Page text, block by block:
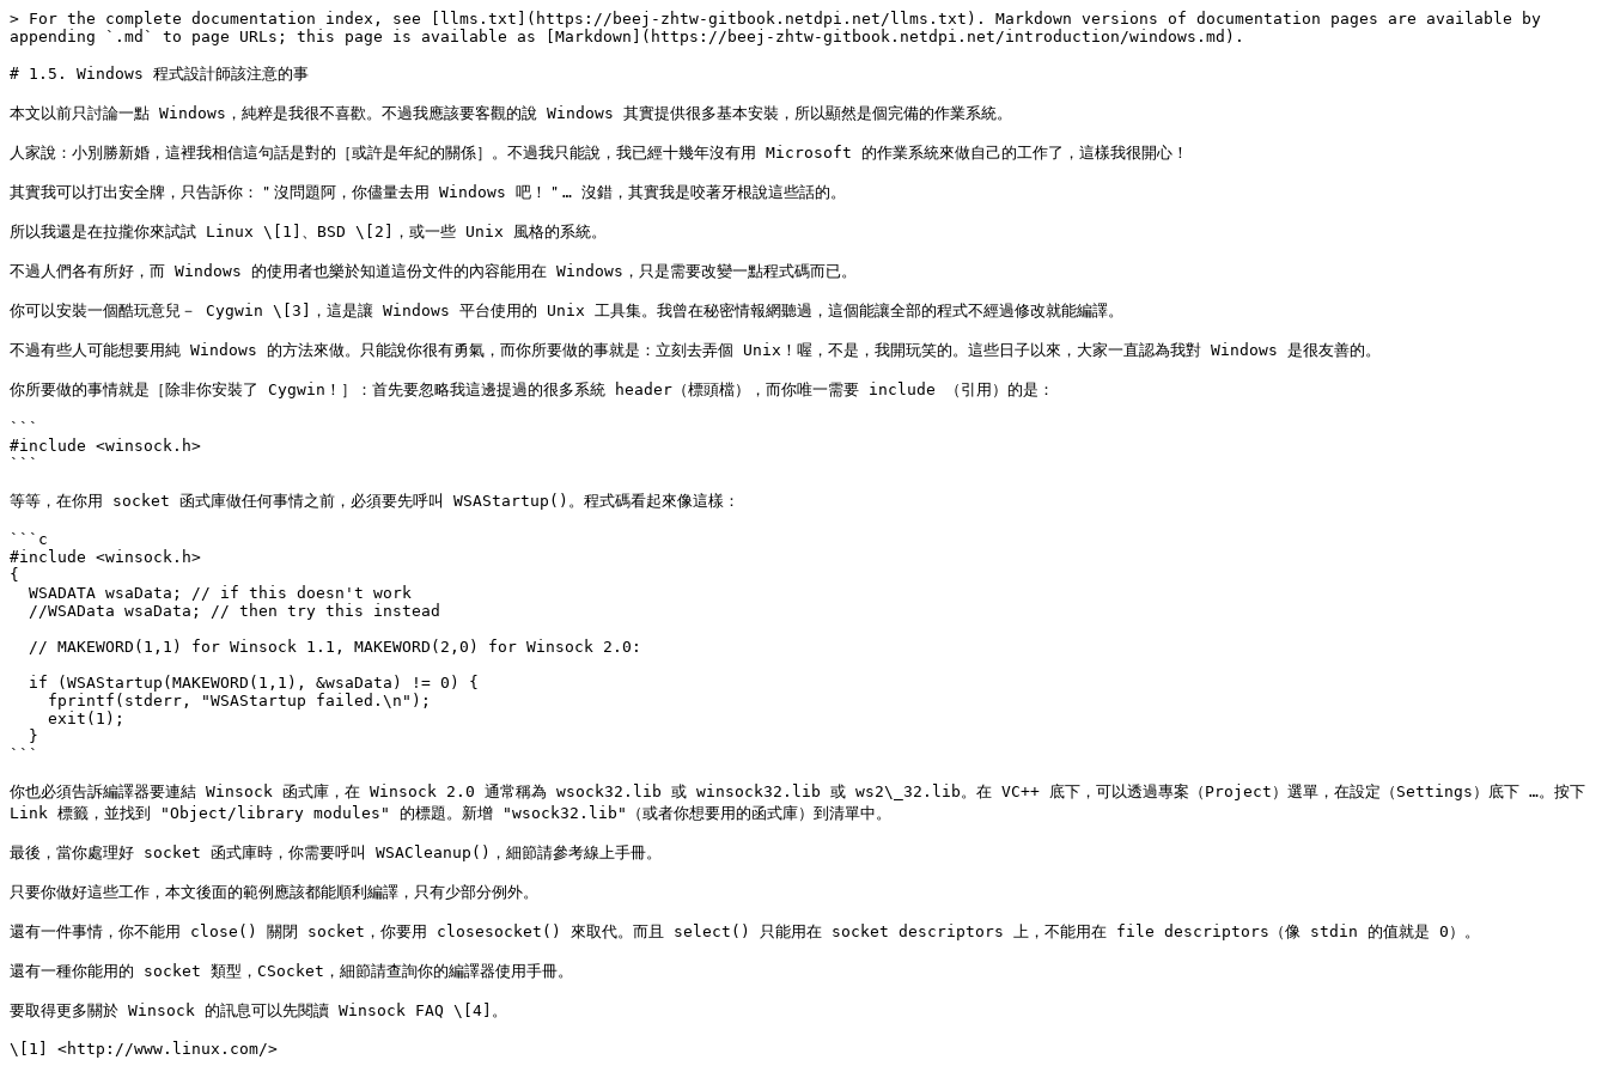
> For the complete documentation index, see [llms.txt](https://beej-zhtw-gitbook.netdpi.net/llms.txt). Markdown versions of documentation pages are available by
appending `.md` to page URLs; this page is available as [Markdown](https://beej-zhtw-gitbook.netdpi.net/introduction/windows.md).
# 1.5. Windows 程式設計師該注意的事
本文以前只討論一點 Windows，純粹是我很不喜歡。不過我應該要客觀的說 Windows 其實提供很多基本安裝，所以顯然是個完備的作業系統。
人家說：小別勝新婚，這裡我相信這句話是對的［或許是年紀的關係］。不過我只能說，我已經十幾年沒有用 Microsoft 的作業系統來做自己的工作了，這樣我很開心！
其實我可以打出安全牌，只告訴你：＂沒問題阿，你儘量去用 Windows 吧！＂… 沒錯，其實我是咬著牙根說這些話的。
所以我還是在拉攏你來試試 Linux \[1]、BSD \[2]，或一些 Unix 風格的系統。
不過人們各有所好，而 Windows 的使用者也樂於知道這份文件的內容能用在 Windows，只是需要改變一點程式碼而已。
你可以安裝一個酷玩意兒－ Cygwin \[3]，這是讓 Windows 平台使用的 Unix 工具集。我曾在秘密情報網聽過，這個能讓全部的程式不經過修改就能編譯。
不過有些人可能想要用純 Windows 的方法來做。只能說你很有勇氣，而你所要做的事就是：立刻去弄個 Unix！喔，不是，我開玩笑的。這些日子以來，大家一直認為我對 Windows 是很友善的。
你所要做的事情就是［除非你安裝了 Cygwin！］：首先要忽略我這邊提過的很多系統 header（標頭檔），而你唯一需要 include （引用）的是：
```
#include <winsock.h>
```
等等，在你用 socket 函式庫做任何事情之前，必須要先呼叫 WSAStartup()。程式碼看起來像這樣：
```c
#include <winsock.h>
{
```
你也必須告訴編譯器要連結 Winsock 函式庫，在 Winsock 2.0 通常稱為 wsock32.lib 或 winsock32.lib 或 ws2\_32.lib。在 VC++ 底下，可以透過專案（Project）選單，在設定（Settings）底下 …。按下
Link 標籤，並找到 "Object/library modules" 的標題。新增 "wsock32.lib"（或者你想要用的函式庫）到清單中。
最後，當你處理好 socket 函式庫時，你需要呼叫 WSACleanup()，細節請參考線上手冊。
只要你做好這些工作，本文後面的範例應該都能順利編譯，只有少部分例外。
還有一件事情，你不能用 close() 關閉 socket，你要用 closesocket() 來取代。而且 select() 只能用在 socket descriptors 上，不能用在 file descriptors（像 stdin 的值就是 0）。
還有一種你能用的 socket 類型，CSocket，細節請查詢你的編譯器使用手冊。
要取得更多關於 Winsock 的訊息可以先閱讀 Winsock FAQ \[4]。
\[1] <http://www.linux.com/>